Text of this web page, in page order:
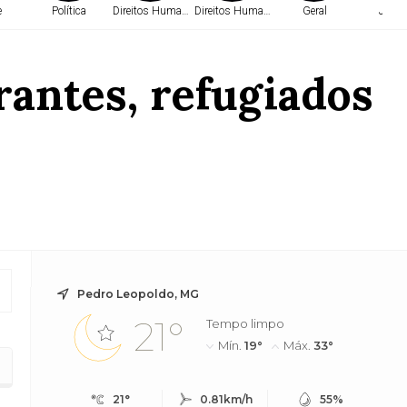
Política Direitos HumanosDireitos Humanos Geral
refugiados
Pedro Leopoldo, MG
21°
Tempo limpo
Mín.19° Máx.33°
21° 0.81km/h 55%